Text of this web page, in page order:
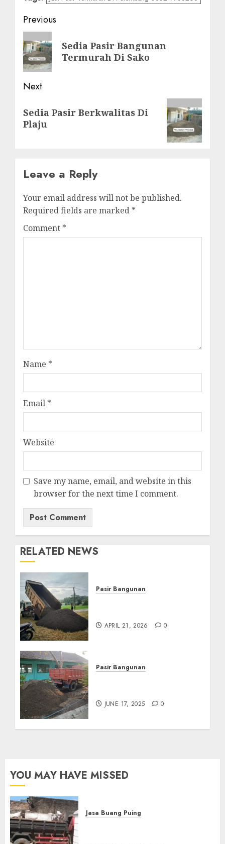
Post
navigation
Previous
Previous
post:
Sedia Pasir Bangunan
Termurah Di Sako
Next
post:
Sedia Pasir Berkwalitas Di
Plaju
Leave a Reply
Your email address will not be published.
Required fields are marked *
Comment *
Name *
Email *
Website
Save my name, email, and website in this
browser for the next time I comment.
RELATED NEWS
Pasir Bangunan
APRIL 21, 2026 0
Pasir Bangunan
JUNE 17, 2025 0
YOU MAY HAVE MISSED
Jasa Buang Puing